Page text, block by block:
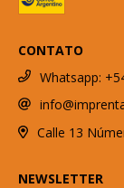
CONTATO
Whatsapp:
Calle 13
NEWSLETTER